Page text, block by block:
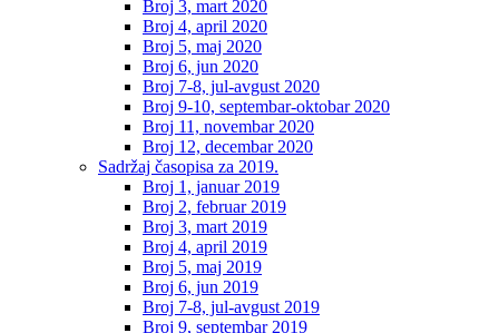
Broj 3, mart 2020
Broj 4, april 2020
Broj 5, maj 2020
Broj 6, jun 2020
Broj 7-8, jul-avgust 2020
Broj 9-10, septembar-oktobar 2020
Broj 11, novembar 2020
Broj 12, decembar 2020
Sadržaj časopisa za 2019.
Broj 1, januar 2019
Broj 2, februar 2019
Broj 3, mart 2019
Broj 4, april 2019
Broj 5, maj 2019
Broj 6, jun 2019
Broj 7-8, jul-avgust 2019
Broj 9, septembar 2019